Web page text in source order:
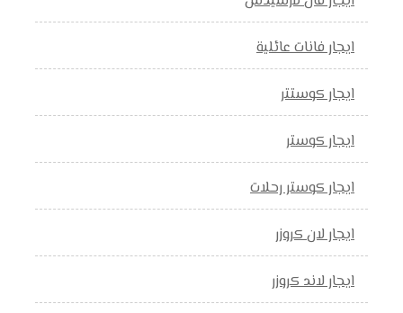
ايجار فانات عائلية
ايجار كوستتر
ايجار كوستر
ايجار كوستر رحلات
ايجار لان كروزر
ايجار لاند كروزر